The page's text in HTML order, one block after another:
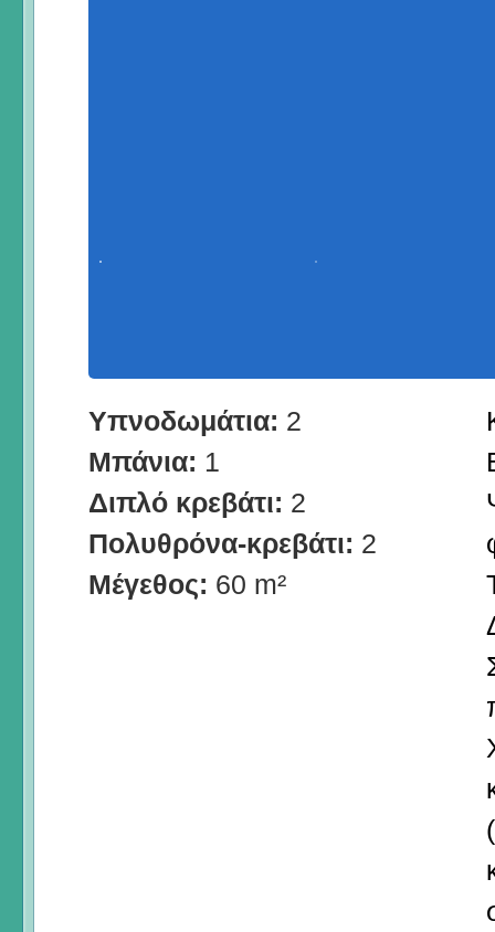
Υπνοδωμάτια: 2
Μπάνια: 1
Διπλό κρεβάτι: 2
Πολυθρόνα-κρεβάτι: 2
Μέγεθος: 60 m²